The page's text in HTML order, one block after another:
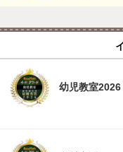
幼児教室2026